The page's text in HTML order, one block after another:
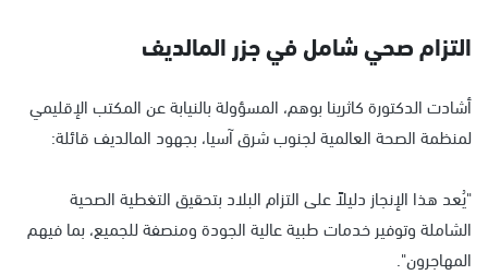
التزام صحي شامل في جزر المالديف
أشادت الدكتورة كاثرينا بوهم، المسؤولة بالنيابة عن المكتب الإقليمي
لمنظمة الصحة العالمية لجنوب شرق آسيا، بجهود المالديف قائلة:
"يُعد هذا الإنجاز دليلاً على التزام البلاد بتحقيق التغطية الصحية
الشاملة وتوفير خدمات طبية عالية الجودة ومنصفة للجميع، بما فيهم
المهاجرون".